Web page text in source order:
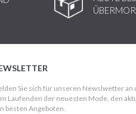
Sie sich für unseren Newslwetter an
Laufenden der neuesten Mode, den
besten Angeboten.